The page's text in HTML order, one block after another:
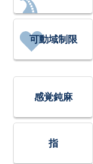
可動域制限
感覚鈍麻
指